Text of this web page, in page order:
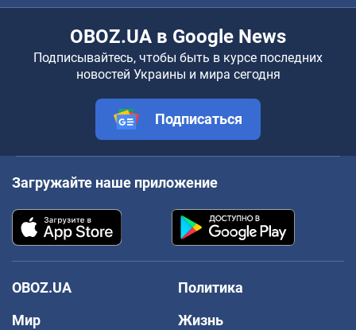
OBOZ.UA в Google News
Подписывайтесь, чтобы быть в курсе последних
новостей Украины и мира сегодня
Подписаться
Загружайте наше приложение
OBOZ.UA
Политика
Мир
Жизнь